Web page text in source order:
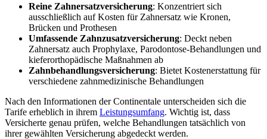
Reine Zahnersatzversicherung: Konzentriert sich
ausschließlich auf Kosten für Zahnersatz wie Kronen,
Brücken und Prothesen
Umfassende Zahnzusatzversicherung: Deckt neben
Zahnersatz auch Prophylaxe, Parodontose-Behandlungen und
kieferorthopädische Maßnahmen ab
Zahnbehandlungsversicherung: Bietet Kostenerstattung für
verschiedene zahnmedizinische Behandlungen
Nach den Informationen der Continentale unterscheiden sich die
Tarife erheblich in ihrem Leistungsumfang. Wichtig ist, dass
Versicherte genau prüfen, welche Behandlungen tatsächlich von
ihrer gewählten Versicherung abgedeckt werden.